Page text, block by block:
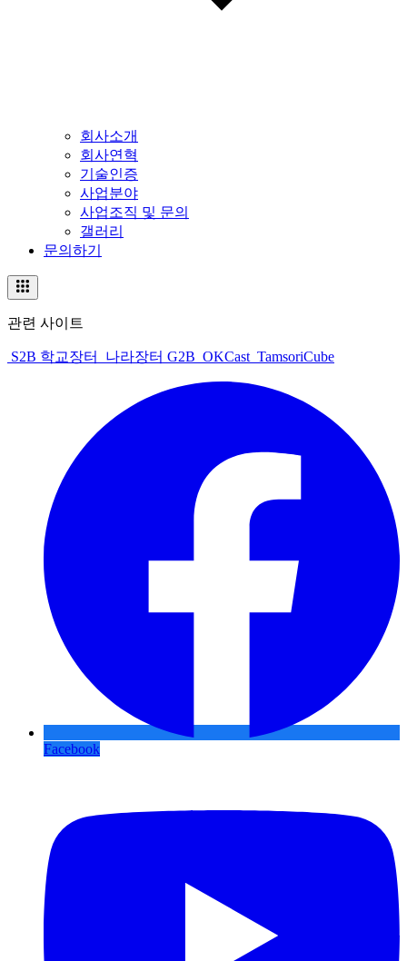
회사소개
회사연혁
기술인증
사업분야
사업조직 및 문의
갤러리
문의하기
관련 사이트
S2B 학교장터 나라장터 G2B OKCast TamsoriCube
Facebook